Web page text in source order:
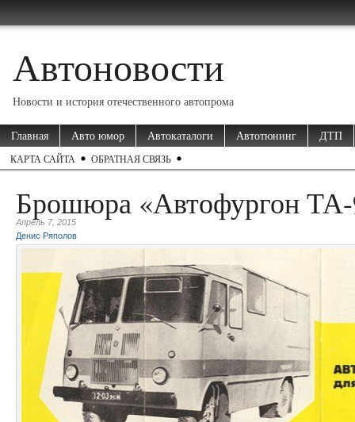
Автоновости
Новости и история отечественного автопрома
Главная Авто юмор Автокаталоги Автотюнинг ДТП
КАРТА САЙТА ОБРАТНАЯ СВЯЗЬ
Брошюра «Автофургон
Апрель 7, 2015
Денис Ряполов